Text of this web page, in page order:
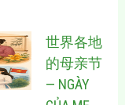
世界各地
的母亲节
— NGÀY